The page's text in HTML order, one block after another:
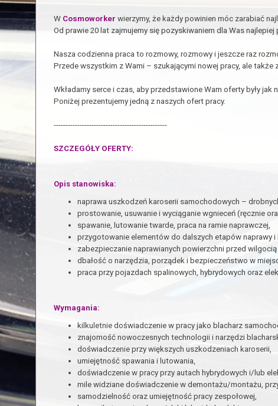
W Cosmoworker wierzymy, że każdy powinien móc zarabiać
Od prawie 20 lat zajmujemy się pozyskiwaniem dla Was
Nasza codzienna praca to rozmowy, rozmowy i jeszcze raz
Przede wszystkim z Wami – szukającymi nowej pracy, ale
Wkładamy serce i czas, aby przedstawione Wam oferty były jak
Poniżej prezentujemy jedną z naszych ofert pracy.
------------------------------------------------
SZCZEGÓŁY OFERTY:
Opis stanowiska:
naprawa uszkodzeń karoserii samochodowych –
prostowanie, usuwanie i wyciąganie wgnieceń (ręcznie
spawanie, lutowanie twarde, praca na ramie naprawczej,
przygotowanie elementów do dalszych etapów naprawy i
zabezpieczanie naprawianych powierzchni przed
dbałość o narzędzia, porządek i bezpieczeństwo w
praca przy pojazdach spalinowych, hybrydowych oraz
Wymagania:
kilkuletnie doświadczenie w pracy jako blacharz
znajomość nowoczesnych technologii i narzędzi
doświadczenie przy większych uszkodzeniach karoserii,
umiejętność spawania i lutowania,
doświadczenie w pracy przy autach hybrydowych i/lub
mile widziane doświadczenie w demontażu/montażu,
samodzielność oraz umiejętność pracy zespołowej,